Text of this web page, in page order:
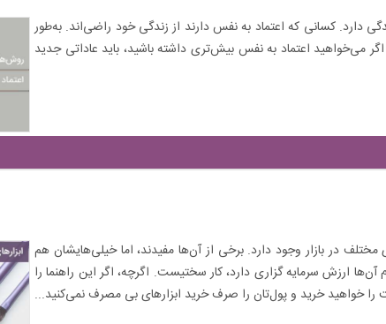
دارد. کسانی که اعتماد به نفس دارند از زندگی خود راضی‌اند. به‌طور
اگر می‌خواهید اعتماد به نفس بیش‌تری داشته باشید، باید عاداتی جدید
مختلف در بازار وجود دارد. برخی از آن‌ها مفیدند، اما خیلی‌هایشان هم
ارزش سرمایه گزاری دارد، کار سختیست. اگرچه، اگر این راهنما را
را خواهید خرید و پول‌تان را صرف خرید ابزارهای بی مصرف نمی‌کنید...